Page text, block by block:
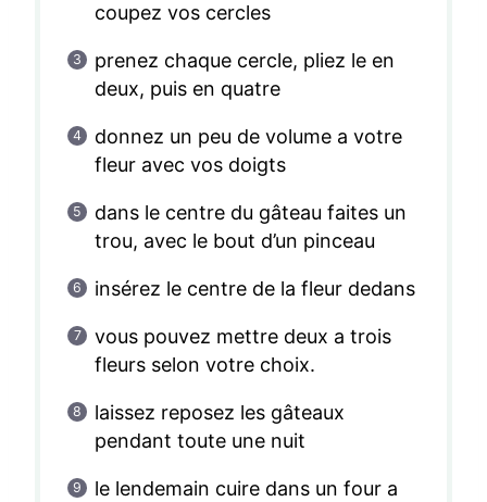
coupez vos cercles
prenez chaque cercle, pliez le en
deux, puis en quatre
donnez un peu de volume a votre
fleur avec vos doigts
dans le centre du gâteau faites un
trou, avec le bout d’un pinceau
insérez le centre de la fleur dedans
vous pouvez mettre deux a trois
fleurs selon votre choix.
laissez reposez les gâteaux
pendant toute une nuit
le lendemain cuire dans un four a